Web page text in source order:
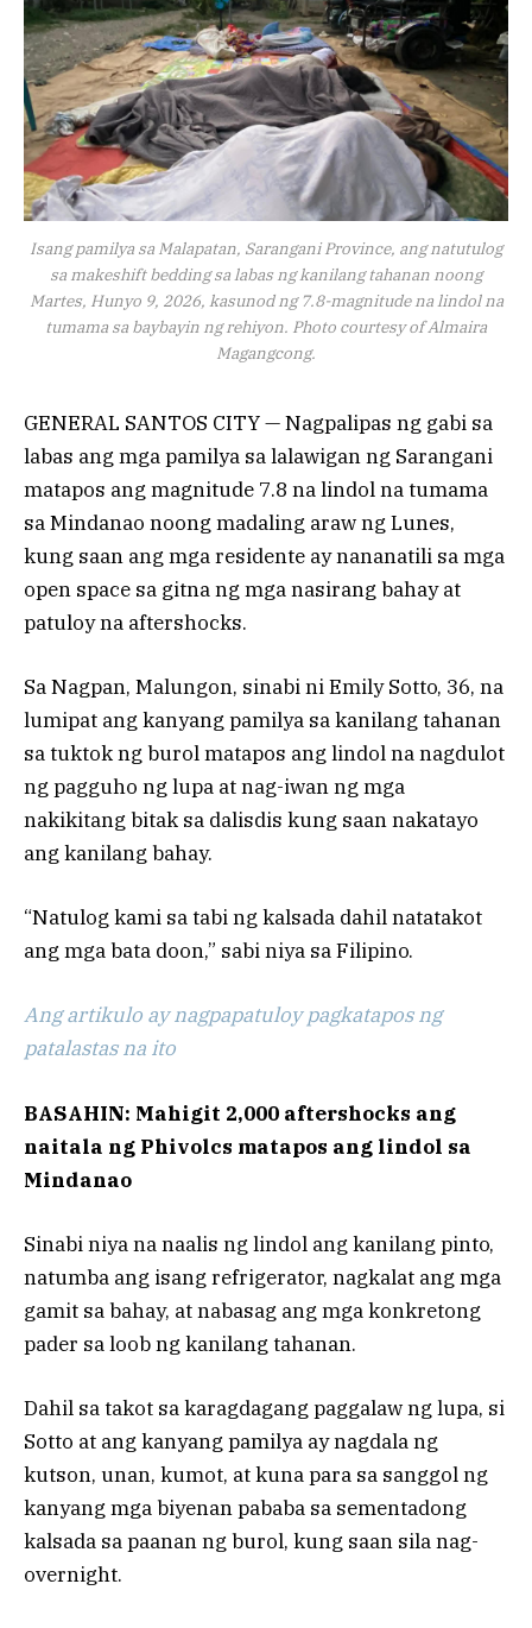
Isang pamilya sa Malapatan, Sarangani Province, ang natutulog
sa makeshift bedding sa labas ng kanilang tahanan noong
Martes, Hunyo 9, 2026, kasunod ng 7.8-magnitude na lindol na
tumama sa baybayin ng rehiyon. Photo courtesy of Almaira
Magangcong.
GENERAL SANTOS CITY — Nagpalipas ng gabi sa
labas ang mga pamilya sa lalawigan ng Sarangani
matapos ang magnitude 7.8 na lindol na tumama
sa Mindanao noong madaling araw ng Lunes,
kung saan ang mga residente ay nananatili sa mga
open space sa gitna ng mga nasirang bahay at
patuloy na aftershocks.
Sa Nagpan, Malungon, sinabi ni Emily Sotto, 36, na
lumipat ang kanyang pamilya sa kanilang tahanan
sa tuktok ng burol matapos ang lindol na nagdulot
ng pagguho ng lupa at nag-iwan ng mga
nakikitang bitak sa dalisdis kung saan nakatayo
ang kanilang bahay.
“Natulog kami sa tabi ng kalsada dahil natatakot
ang mga bata doon,” sabi niya sa Filipino.
Ang artikulo ay nagpapatuloy pagkatapos ng
patalastas na ito
BASAHIN: Mahigit 2,000 aftershocks ang
naitala ng Phivolcs matapos ang lindol sa
Mindanao
Sinabi niya na naalis ng lindol ang kanilang pinto,
natumba ang isang refrigerator, nagkalat ang mga
gamit sa bahay, at nabasag ang mga konkretong
pader sa loob ng kanilang tahanan.
Dahil sa takot sa karagdagang paggalaw ng lupa, si
Sotto at ang kanyang pamilya ay nagdala ng
kutson, unan, kumot, at kuna para sa sanggol ng
kanyang mga biyenan pababa sa sementadong
kalsada sa paanan ng burol, kung saan sila nag-
overnight.